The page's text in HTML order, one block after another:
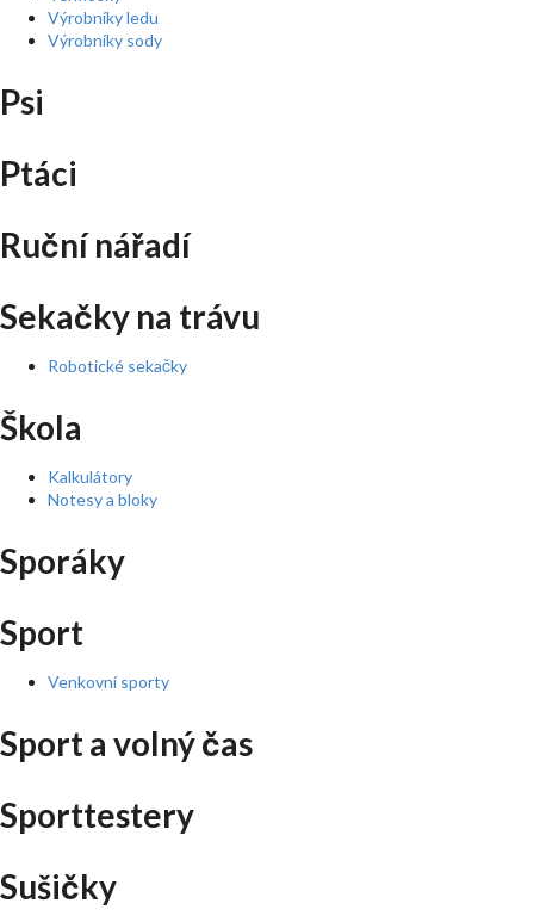
Výrobníky ledu
Výrobníky sody
Psi
Ptáci
Ruční nářadí
Sekačky na trávu
Robotické sekačky
Škola
Kalkulátory
Notesy a bloky
Sporáky
Sport
Venkovní sporty
Sport a volný čas
Sporttestery
Sušičky